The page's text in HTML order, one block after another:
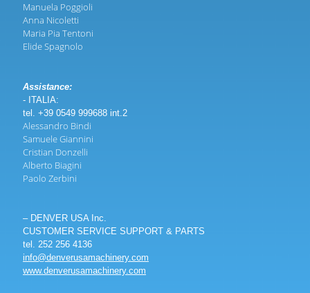
Manuela Poggioli
Anna Nicoletti
Maria Pia Tentoni
Elide Spagnolo
Assistance:
- ITALIA:
tel. +39 0549 999688 int.2
Alessandro Bindi
Samuele Giannini
Cristian Donzelli
Alberto Biagini
Paolo Zerbini
– DENVER USA Inc.
CUSTOMER SERVICE SUPPORT & PARTS
tel. 252 256 4136
info@denverusamachinery.com
www.denverusamachinery.com